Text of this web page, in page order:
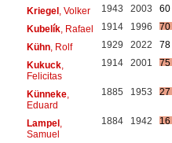
Kriegel, Volker 1943 2003
60
Kubelík, Rafael 1914 1996
70
Kühn, Rolf 1929 2022
78
Kukuck,
Felicitas
1914 2001 75
Künneke,
Eduard
1885 1953 27
Lampel,
Samuel
1884 1942 16